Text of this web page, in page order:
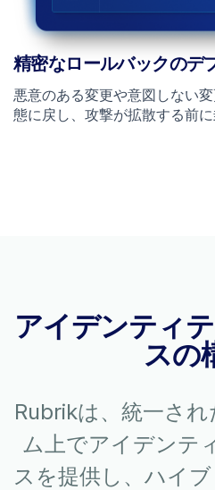
精密なロールバックのデ
悪意のある変更や意図しない
態に戻し、攻撃が拡散する前に
アイデンティ
スの
Rubrikは、統一さ
ム上でアイデンテ
スを提供し、ハイ